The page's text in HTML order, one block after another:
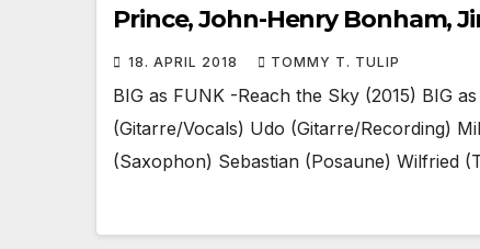
Prince, John-Henry Bonham,
überhaupt – Big as Funk!
18. APRIL 2018 TOMMY T. TULIP
BIG as FUNK -Reach the Sky (2015) BIG
(Gitarre/Vocals) Udo (Gitarre/Recording)
(Saxophon) Sebastian (Posaune) Wilfried